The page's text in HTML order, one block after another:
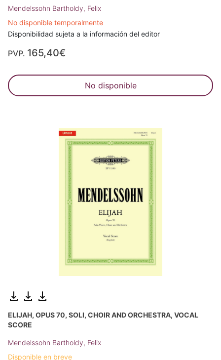
Mendelssohn Bartholdy, Felix
No disponible temporalmente
Disponibilidad sujeta a la información del editor
PVP. 165,40€
No disponible
ELIJAH, OPUS 70, SOLI, CHOIR AND ORCHESTRA, VOCAL
SCORE
Mendelssohn Bartholdy, Felix
Disponible en breve